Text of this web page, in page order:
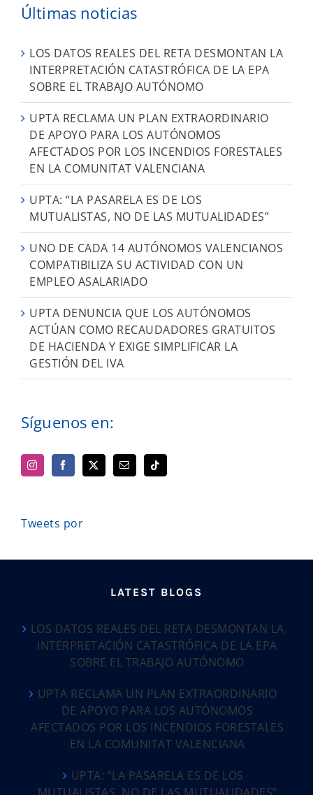
Últimas noticias
LOS DATOS REALES DEL RETA DESMONTAN LA
INTERPRETACIÓN CATASTRÓFICA DE LA EPA
SOBRE EL TRABAJO AUTÓNOMO
UPTA RECLAMA UN PLAN EXTRAORDINARIO
DE APOYO PARA LOS AUTÓNOMOS
AFECTADOS POR LOS INCENDIOS FORESTALES
EN LA COMUNITAT VALENCIANA
UPTA: “LA PASARELA ES DE LOS
MUTUALISTAS, NO DE LAS MUTUALIDADES”
UNO DE CADA 14 AUTÓNOMOS VALENCIANOS
COMPATIBILIZA SU ACTIVIDAD CON UN
EMPLEO ASALARIADO
UPTA DENUNCIA QUE LOS AUTÓNOMOS
ACTÚAN COMO RECAUDADORES GRATUITOS
DE HACIENDA Y EXIGE SIMPLIFICAR LA
GESTIÓN DEL IVA
Síguenos en:
Tweets por
LATEST BLOGS
LOS DATOS REALES DEL RETA DESMONTAN LA
INTERPRETACIÓN CATASTRÓFICA DE LA EPA
SOBRE EL TRABAJO AUTÓNOMO
UPTA RECLAMA UN PLAN EXTRAORDINARIO
DE APOYO PARA LOS AUTÓNOMOS
AFECTADOS POR LOS INCENDIOS FORESTALES
EN LA COMUNITAT VALENCIANA
UPTA: “LA PASARELA ES DE LOS